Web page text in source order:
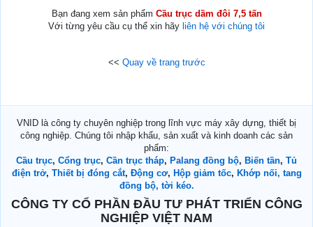
Bạn đang xem sản phẩm Cầu trục dầm đôi 7,5 tấn
Với từng yêu cầu cụ thể xin hãy liên hệ với chúng tôi
<< Quay về trang trước
VNID là công ty chuyên nghiệp trong lĩnh vực máy xây dựng, thiết bị
công nghiệp. Chúng tôi nhập khẩu, sản xuất và kinh doanh các sản
phẩm:
Cầu trục, Cổng trục, Cần trục tháp, Palang đồng bộ, Biến tần, Tủ
điện trở, Thiết bị đóng cắt, Động cơ, Hộp giảm tốc, Khớp nối, tang
đồng bộ, tời kéo.
CÔNG TY CỔ PHẦN ĐẦU TƯ PHÁT TRIỂN CÔNG
NGHIỆP VIỆT NAM